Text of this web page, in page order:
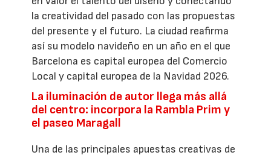
la creatividad del pasado con las propuestas
del presente y el futuro. La ciudad reafirma
así su modelo navideño en un año en el que
Barcelona es capital europea del Comercio
Local y capital europea de la Navidad 2026.
La iluminación de autor llega más allá
del centro: incorpora la Rambla Prim y
el paseo Maragall
Una de las principales apuestas creativas de